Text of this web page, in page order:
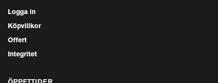
Logga in
Köpvillkor
Offert
Integritet